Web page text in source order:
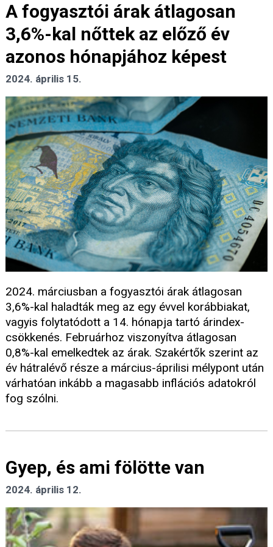
A fogyasztói árak átlagosan
3,6%-kal nőttek az előző év
azonos hónapjához képest
2024. április 15.
2024. márciusban a fogyasztói árak átlagosan
3,6%-kal haladták meg az egy évvel korábbiakat,
vagyis folytatódott a 14. hónapja tartó árindex-
csökkenés. Februárhoz viszonyítva átlagosan
0,8%-kal emelkedtek az árak. Szakértők szerint az
év hátralévő része a március-áprilisi mélypont után
várhatóan inkább a magasabb inflációs adatokról
fog szólni.
Gyep, és ami fölötte van
2024. április 12.